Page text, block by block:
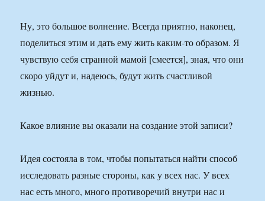
Ну, это большое волнение. Всегда приятно, наконец,
поделиться этим и дать ему жить каким-то образом. Я
чувствую себя странной мамой [смеется], зная, что они
скоро уйдут и, надеюсь, будут жить счастливой
жизнью.
Какое влияние вы оказали на создание этой записи?
Идея состояла в том, чтобы попытаться найти способ
исследовать разные стороны, как у всех нас. У всех
нас есть много, много противоречий внутри нас и